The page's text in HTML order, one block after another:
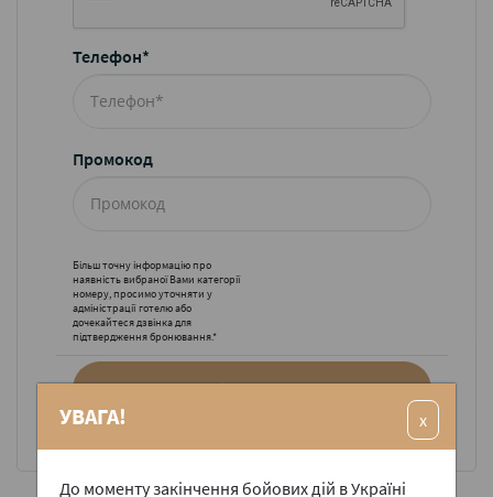
Телефон*
Промокод
Більш точну інформацію про
наявність вибраної Вами категорії
номеру, просимо уточняти у
адміністрації готелю або
дочекайтеся дзвінка для
підтвердження бронювання.*
Забронювати
УВАГА! x
До моменту закінчення бойових дій в Україні